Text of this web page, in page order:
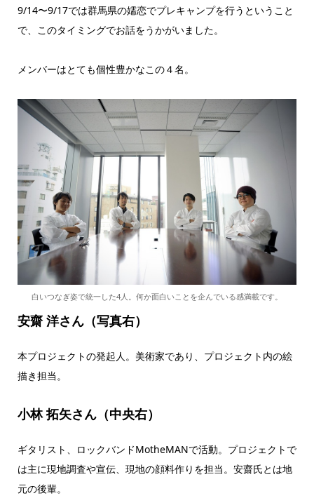
9/14〜9/17では群馬県の嬬恋でプレキャンプを行うということ
で、このタイミングでお話をうかがいました。
メンバーはとても個性豊かなこの４名。
白いつなぎ姿で統一した4人。何か面白いことを企んでいる感満載です。
安齋 洋さん（写真右）
本プロジェクトの発起人。美術家であり、プロジェクト内の絵
描き担当。
小林 拓矢さん（中央右）
ギタリスト、ロックバンドMotheMANで活動。プロジェクトで
は主に現地調査や宣伝、現地の顔料作りを担当。安齋氏とは地
元の後輩。